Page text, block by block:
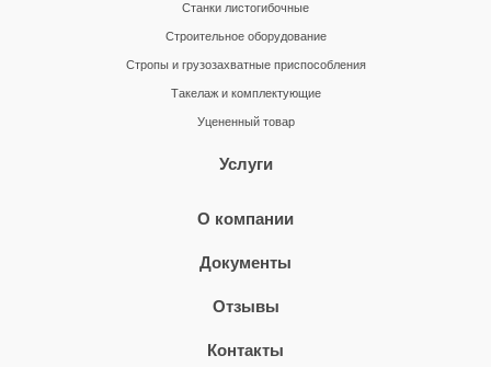
Станки листогибочные
Строительное оборудование
Стропы и грузозахватные приспособления
Такелаж и комплектующие
Уцененный товар
Услуги
О компании
Документы
Отзывы
Контакты